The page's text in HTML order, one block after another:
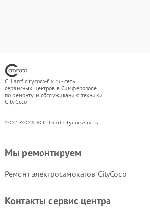
СЦ smf.citycoco-fix.ru - сеть
сервисных центров в Симферополе
по ремонту и обслуживанию техники
CityCoco
2021-2026 © СЦ smf.citycoco-fix.ru
Мы ремонтируем
Ремонт электросамокатов CityCoco
Контакты сервис центра